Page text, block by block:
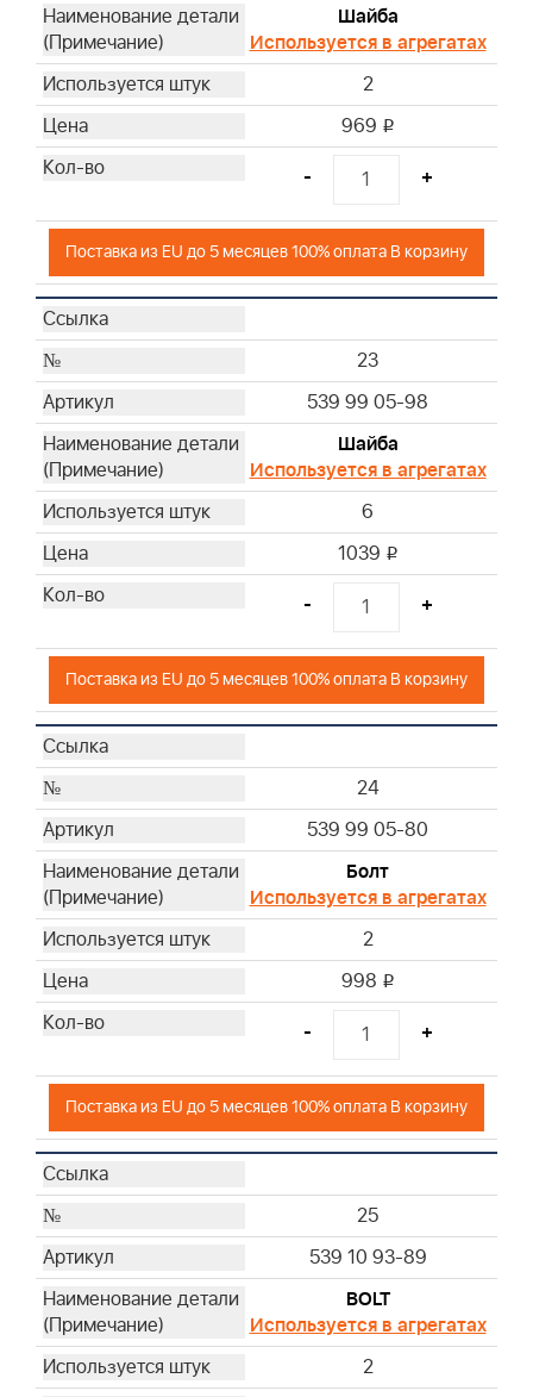
Шайба
Используется в агрегатах
2
969 i
- +
Поставка из EU до 5 месяцев 100% оплата В корзину
23
539 99 05-98
Шайба
Используется в агрегатах
6
1039 i
- +
Поставка из EU до 5 месяцев 100% оплата В корзину
24
539 99 05-80
Болт
Используется в агрегатах
2
998 i
- +
Поставка из EU до 5 месяцев 100% оплата В корзину
25
539 10 93-89
BOLT
Используется в агрегатах
2